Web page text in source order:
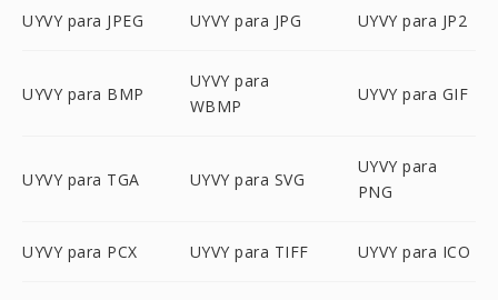
UYVY para JPEG UYVY para JPG UYVY para JP2
UYVY para BMP
UYVY para
WBMP
UYVY para GIF
UYVY para TGA UYVY para SVG
UYVY para
PNG
UYVY para PCX UYVY para TIFF UYVY para ICO